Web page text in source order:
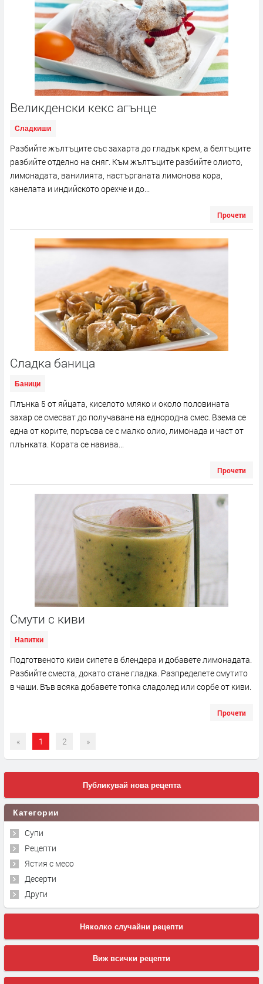
Великденски кекс агънце
Сладкиши
Разбийте жълтъците със захарта до гладък крем, а белтъците
разбийте отделно на сняг. Към жълтъците разбийте олиото,
лимонадата, ванилията, настърганата лимонова кора,
канелата и индийското орехче и до...
Прочети
Сладка баница
Баници
Плънка 5 от яйцата, киселото мляко и около половината
захар се смесват до получаване на еднородна смес. Взема се
една от корите, поръсва се с малко олио, лимонада и част от
плънката. Кората се навива...
Прочети
Смути с киви
Напитки
Подготвеното киви сипете в блендера и добавете лимонадата.
Разбийте сместа, докато стане гладка. Разпределете смутито
в чаши. Във всяка добавете топкa сладолед или сорбе от киви.
Прочети
« 1 2 »
Публикувай нова рецепта
Категории
Супи
Рецепти
Ястия с месо
Десерти
Други
Няколко случайни рецепти
Виж всички рецепти